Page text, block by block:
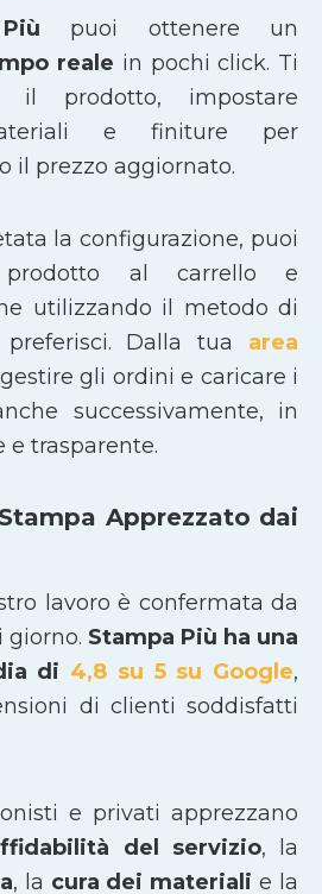
puoi ottenere un
reale in pochi click. Ti
il prodotto, impostare
e finiture per
il prezzo aggiornato.
la configurazione, puoi
al carrello e
utilizzando il metodo di
Dalla tua area
gli ordini e caricare i
successivamente, in
e trasparente.
Apprezzato dai
lavoro è confermata da
giorno. Stampa Più ha una
di 4,8 su 5 su Google,
di clienti soddisfatti
e privati apprezzano
del servizio, la
, la cura dei materiali e la